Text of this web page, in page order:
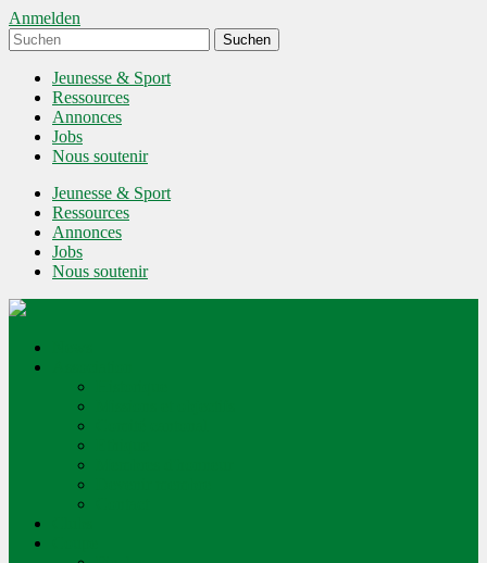
Anmelden
Jeunesse & Sport
Ressources
Annonces
Jobs
Nous soutenir
Jeunesse & Sport
Ressources
Annonces
Jobs
Nous soutenir